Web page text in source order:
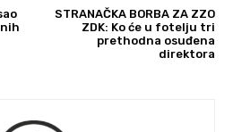
STRANAČKA BORBA ZA ZZO
ZDK: Ko će u fotelju tri
prethodna osuđena
direktora